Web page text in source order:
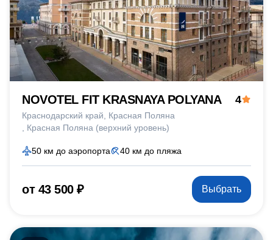
NOVOTEL FIT KRASNAYA POLYANA
Краснодарский край
Красная Поляна
Красная Поляна (верхний уровень)
4
50 км до аэропорта 40 км до пляжа
от 43 500 ₽ Выбрать